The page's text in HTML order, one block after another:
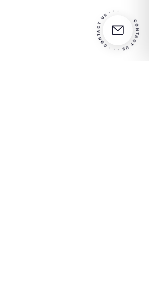
CONTACT US · · · CONTACT US · · ·